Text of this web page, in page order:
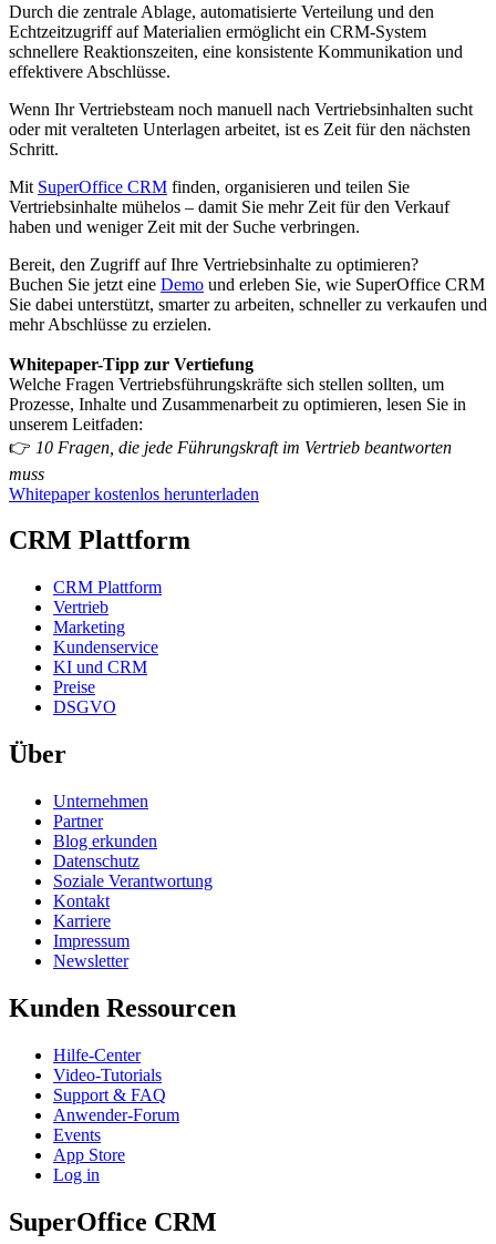
Durch die zentrale Ablage, automatisierte Verteilung und den
Echtzeitzugriff auf Materialien ermöglicht ein CRM-System
schnellere Reaktionszeiten, eine konsistente Kommunikation und
effektivere Abschlüsse.
Wenn Ihr Vertriebsteam noch manuell nach Vertriebsinhalten sucht
oder mit veralteten Unterlagen arbeitet, ist es Zeit für den nächsten
Schritt.
Mit SuperOffice CRM finden, organisieren und teilen Sie
Vertriebsinhalte mühelos – damit Sie mehr Zeit für den Verkauf
haben und weniger Zeit mit der Suche verbringen.
Bereit, den Zugriff auf Ihre Vertriebsinhalte zu optimieren?
Buchen Sie jetzt eine Demo und erleben Sie, wie SuperOffice CRM
Sie dabei unterstützt, smarter zu arbeiten, schneller zu verkaufen und
mehr Abschlüsse zu erzielen.
Whitepaper-Tipp zur Vertiefung
Welche Fragen Vertriebsführungskräfte sich stellen sollten, um
Prozesse, Inhalte und Zusammenarbeit zu optimieren, lesen Sie in
unserem Leitfaden:
👉 10 Fragen, die jede Führungskraft im Vertrieb beantworten
muss
Whitepaper kostenlos herunterladen
CRM Plattform
CRM Plattform
Vertrieb
Marketing
Kundenservice
KI und CRM
Preise
DSGVO
Über
Unternehmen
Partner
Blog erkunden
Datenschutz
Soziale Verantwortung
Kontakt
Karriere
Impressum
Newsletter
Kunden Ressourcen
Hilfe-Center
Video-Tutorials
Support & FAQ
Anwender-Forum
Events
App Store
Log in
SuperOffice CRM